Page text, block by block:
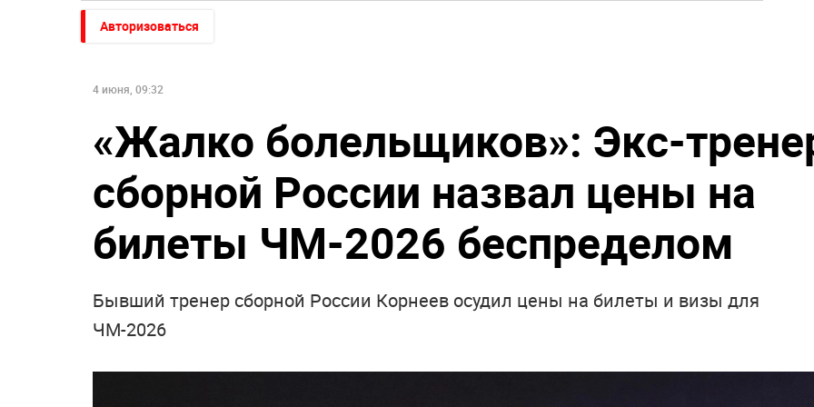
Авторизоваться
4 июня, 09:32
«Жалко болельщиков»: Экс-
сборной России назвал цены на
билеты ЧМ-2026 беспределом
Бывший тренер сборной России Корнеев осудил цены на билеты и визы для
ЧМ-2026